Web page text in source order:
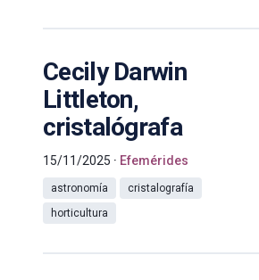
Cecily Darwin
Littleton,
cristalógrafa
15/11/2025 Efemérides
astronomía
cristalografía
horticultura